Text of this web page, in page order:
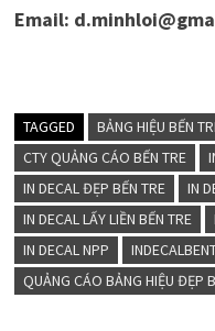
Email:
TAGGED BẢNG HIỆU BẾN
CTY QUẢNG CÁO BẾN TRE
IN DECAL ĐẸP BẾN TRE
IN
IN DECAL LẤY LIỀN BẾN TRE
IN DECAL NPP
QUẢNG CÁO BẢNG HIỆU ĐẸP